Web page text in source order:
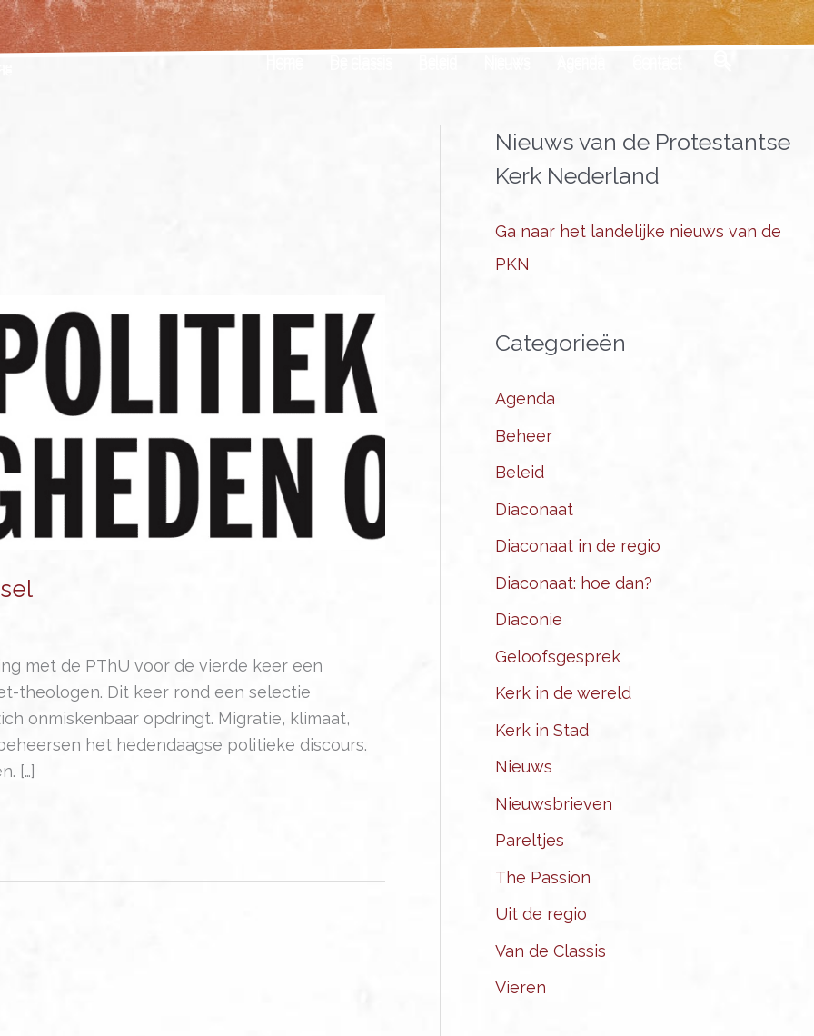
met de PThU voor de vierde keer een
theologen. Dit keer rond een selectie
onmiskenbaar opdringt. Migratie, klimaat,
het hedendaagse politieke discours.
[…]
Nieuws van de Protestantse
Kerk Nederland
Ga naar het landelijke nieuws van de
PKN
Categorieën
Agenda
Beheer
Beleid
Diaconaat
Diaconaat in de regio
Diaconaat: hoe dan?
Diaconie
Geloofsgesprek
Kerk in de wereld
Kerk in Stad
Nieuws
Nieuwsbrieven
Pareltjes
The Passion
Uit de regio
Van de Classis
Vieren